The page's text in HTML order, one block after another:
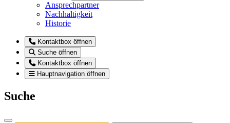
Ansprechpartner
Nachhaltigkeit
Historie
Kontaktbox öffnen
Suche öffnen
Kontaktbox öffnen
Hauptnavigation öffnen
Suche